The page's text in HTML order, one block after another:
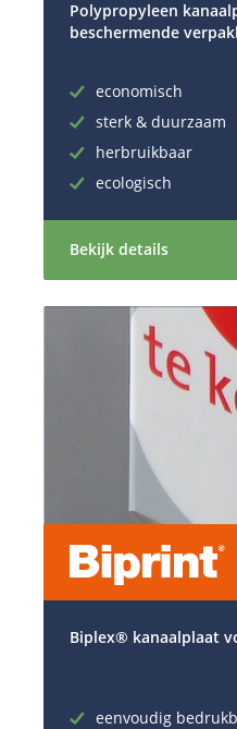
Polypropyleen
beschermende
economisch
sterk & duurzaam
herbruikbaar
ecologisch
Bekijk details
Biplex® kanaalplaat
eenvoudig